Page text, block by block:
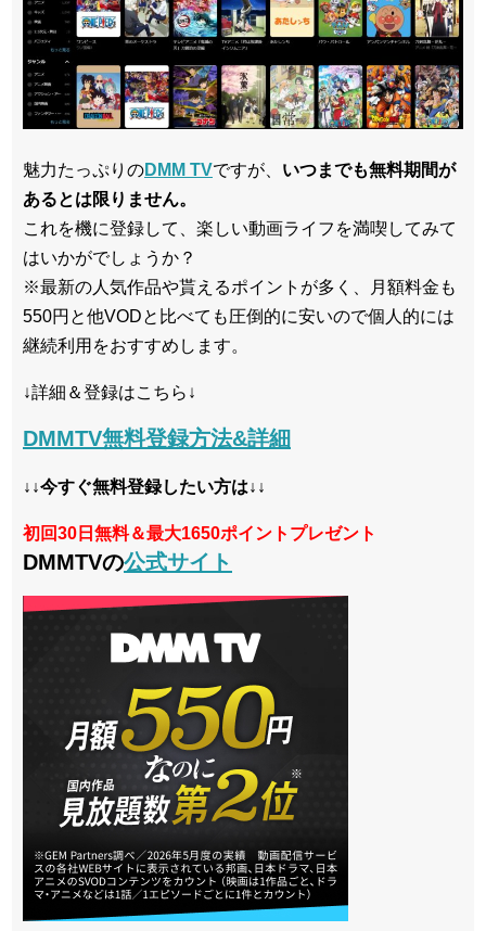
魅力たっぷりのDMM TVですが、 いつまでも無料期間が
あるとは限りません。
これを機に登録して、楽しい動画ライフを満喫してみて
はいかがでしょうか？
※最新の人気作品や貰えるポイントが多く、月額料金も
550円と他VODと比べても圧倒的に安いので個人的には
継続利用をおすすめします。
↓詳細＆登録はこちら↓
DMMTV無料登録方法&詳細
↓↓今すぐ無料登録したい方は↓↓
初回30日無料＆最大1650ポイントプレゼント
DMMTVの公式サイト